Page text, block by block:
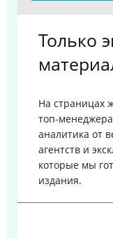
Только
На страницах
топ-
аналитика от
агентств и
которые мы
издания.